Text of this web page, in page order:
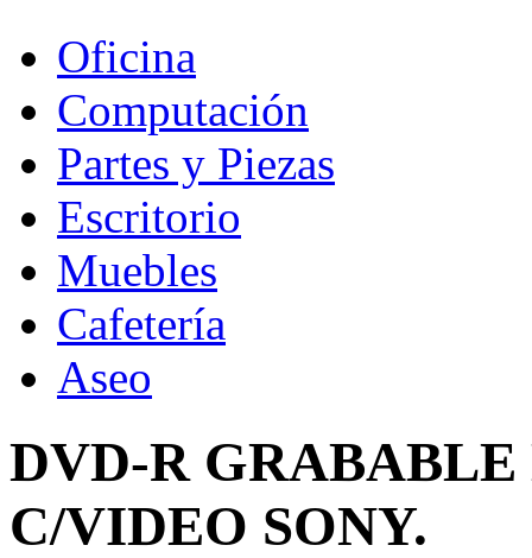
Oficina
Computación
Partes y Piezas
Escritorio
Muebles
Cafetería
Aseo
DVD-R
C/VIDEO SONY.